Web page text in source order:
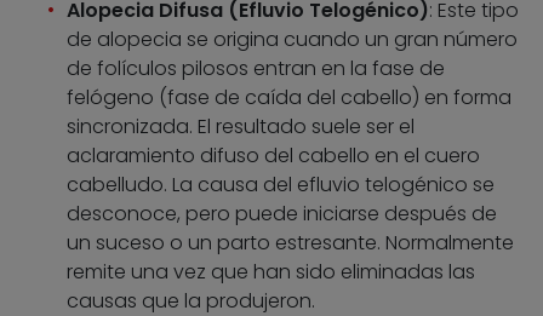
Alopecia Difusa (Efluvio Telogénico): Este tipo
de alopecia se origina cuando un gran número
de folículos pilosos entran en la fase de
felógeno (fase de caída del cabello) en forma
sincronizada. El resultado suele ser el
aclaramiento difuso del cabello en el cuero
cabelludo. La causa del efluvio telogénico se
desconoce, pero puede iniciarse después de
un suceso o un parto estresante. Normalmente
remite una vez que han sido eliminadas las
causas que la produjeron.